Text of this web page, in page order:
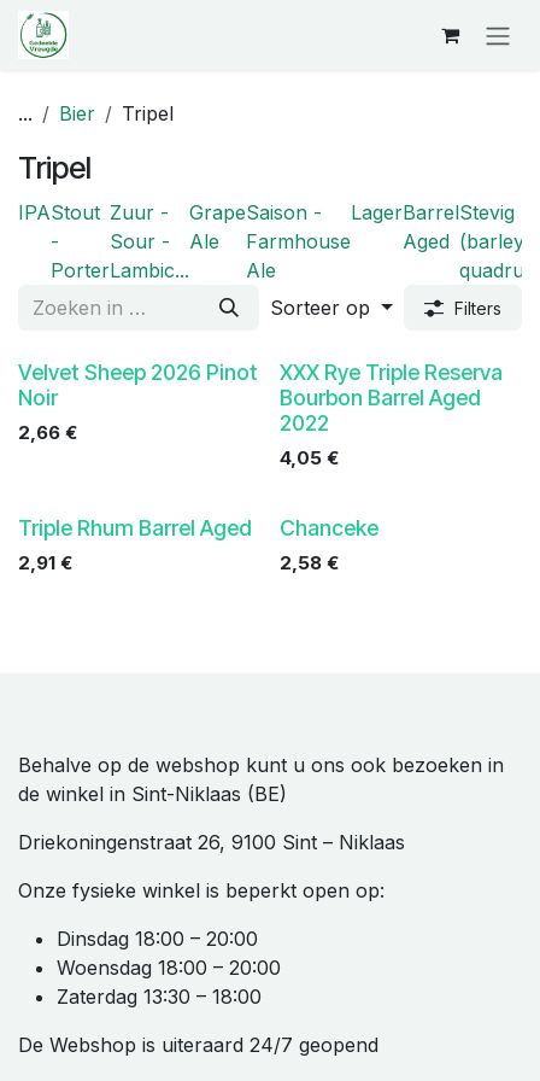
Overslaan naar inhoud
... Bier Tripel
Tripel
IPAStout
-
Porter
Zuur -
Sour -
Lambic...
Grape
Ale
Saison -
Farmhouse
Ale
LagerBarrel
Aged
Stevig
Sorteer op
Filters
Velvet Sheep 2026 Pinot
Noir
2,66 €
XXX Rye Triple Reserva
Bourbon Barrel Aged
2022
4,05€
Triple Rhum Barrel Aged
2,91 €
Chanceke
2,58€
Behalve op de webshop kunt u ons ook bezoeken in
de winkel in Sint-Niklaas (BE)
Driekoningenstraat 26, 9100 Sint – Niklaas
Onze fysieke winkel is beperkt open op:
Dinsdag 18:00 – 20:00
Woensdag 18:00 – 20:00
Zaterdag 13:30 – 18:00
De Webshop is uiteraard 24/7 geopend